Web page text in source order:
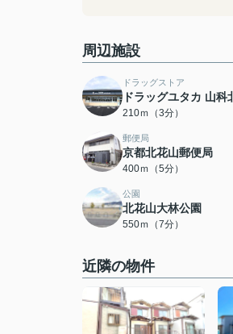
周辺施設
ドラッグストア
ドラッグユタカ 山科
210ｍ（3分）
郵便局
京都北花山郵便局
400ｍ（5分）
公園
北花山大林公園
550ｍ（7分）
近隣の物件